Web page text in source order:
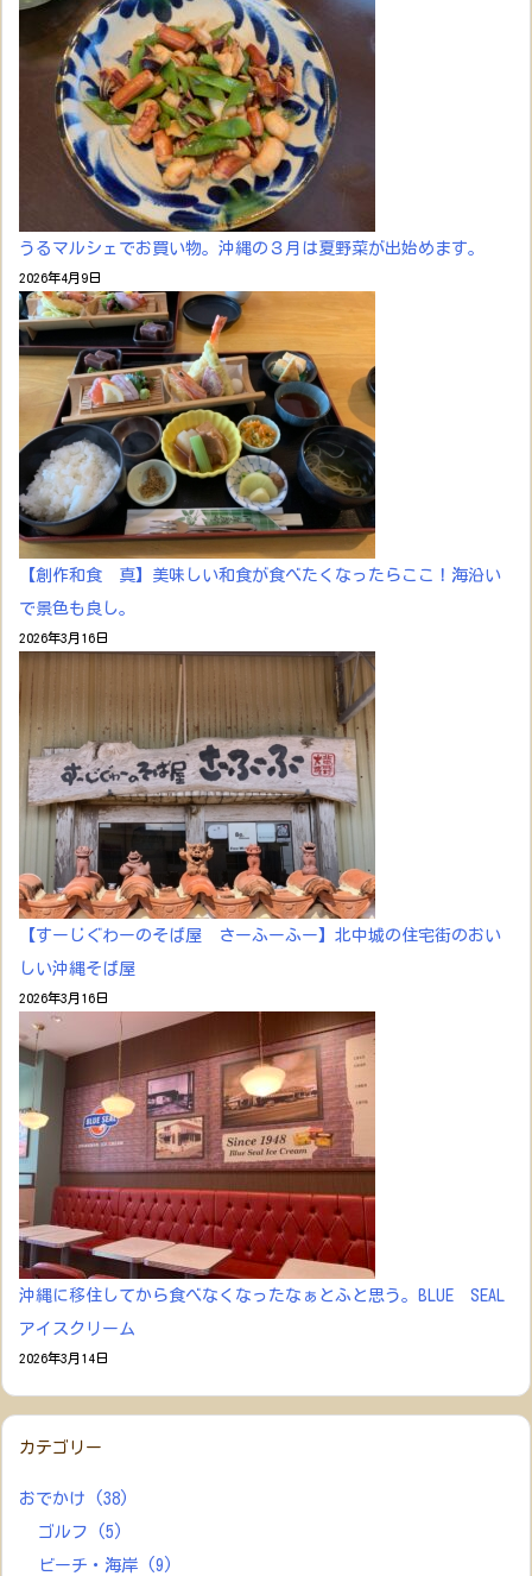
うるマルシェでお買い物。沖縄の３月は夏野菜が出始めます。
2026年4月9日
【創作和食 真】美味しい和食が食べたくなったらここ！海沿い
で景色も良し。
2026年3月16日
【すーじぐわーのそば屋 さーふーふー】北中城の住宅街のおい
しい沖縄そば屋
2026年3月16日
沖縄に移住してから食べなくなったなぁとふと思う。BLUE SEAL
アイスクリーム
2026年3月14日
カテゴリー
おでかけ
(38)
ゴルフ
(5)
ビーチ・海岸
(9)